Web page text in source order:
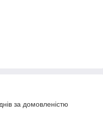
за домовленістю